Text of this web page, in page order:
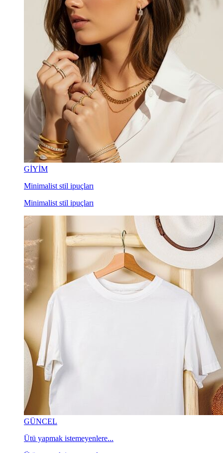
GİYİM
Minimalist stil ipuçları
Minimalist stil ipuçları
GÜNCEL
Ütü yapmak istemeyenlere...